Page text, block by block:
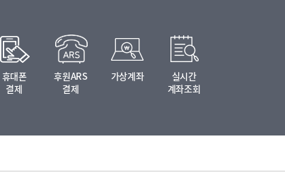
휴대폰
결제
후원ARS
결제
가상계좌
실시간
계좌조회